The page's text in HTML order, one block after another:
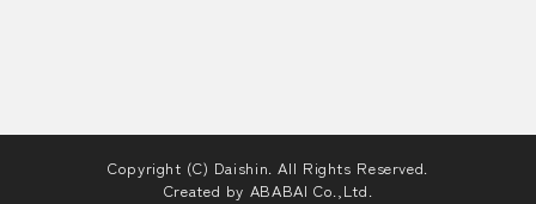
Copyright (C) Daishin. All Rights Reserved.
Created by ABABAI Co.,Ltd.